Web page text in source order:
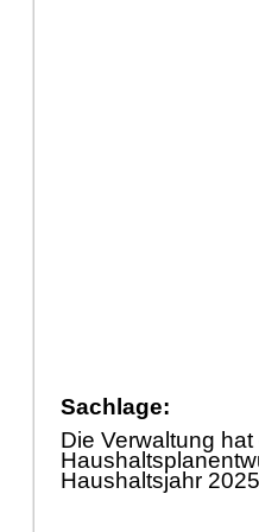
Sachlage:
Die Verwaltung hat
Haushaltsjahr